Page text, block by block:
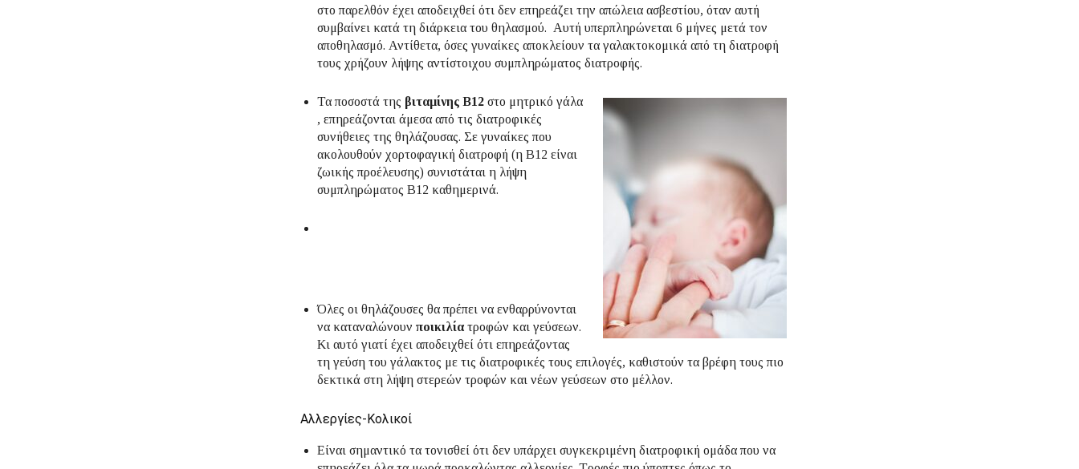
στο παρελθόν έχει αποδειχθεί ότι δεν επηρεάζει την απώλεια ασβεστίου, όταν αυτή
συμβαίνει κατά τη διάρκεια του θηλασμού. Αυτή υπερπληρώνεται 6 μήνες μετά τον
αποθηλασμό. Αντίθετα, όσες γυναίκες αποκλείουν τα γαλακτοκομικά από τη διατροφή
τους χρήζουν λήψης αντίστοιχου συμπληρώματος διατροφής.
Τα ποσοστά της βιταμίνης B12 στο μητρικό γάλα
, επηρεάζονται άμεσα από τις διατροφικές
συνήθειες της θηλάζουσας. Σε γυναίκες που
ακολουθούν χορτοφαγική διατροφή (η B12 είναι
ζωικής προέλευσης) συνιστάται η λήψη
συμπληρώματος Β12 καθημερινά.
Όλες οι θηλάζουσες θα πρέπει να ενθαρρύνονται
να καταναλώνουν ποικιλία τροφών και γεύσεων.
Κι αυτό γιατί έχει αποδειχθεί ότι επηρεάζοντας
τη γεύση του γάλακτος με τις διατροφικές τους επιλογές, καθιστούν τα βρέφη τους πιο
δεκτικά στη λήψη στερεών τροφών και νέων γεύσεων στο μέλλον.
Αλλεργίες-Κολικοί
Είναι σημαντικό τα τονισθεί ότι δεν υπάρχει συγκεκριμένη διατροφική ομάδα που να